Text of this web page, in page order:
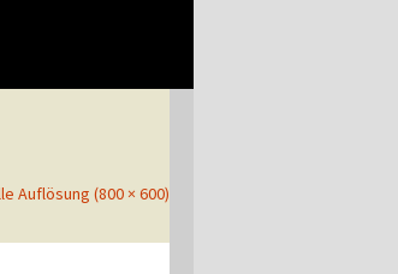
Auflösung (800 × 600)